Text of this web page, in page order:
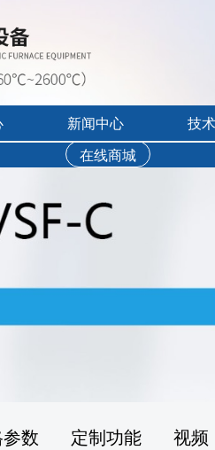
新闻中心
业展会活动
新闻
技
售后服务
免费培训
视频资料下载
在线商城
数 定制功能 视频